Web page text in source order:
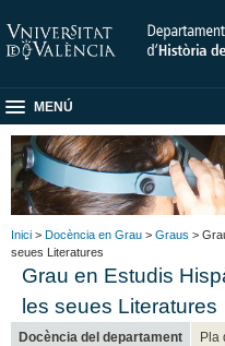
MENÚ
Inici > Docència en Grau > Graus >
seues Literatures
Grau en Estudis
les seues Literatures
Docència del departament Pla